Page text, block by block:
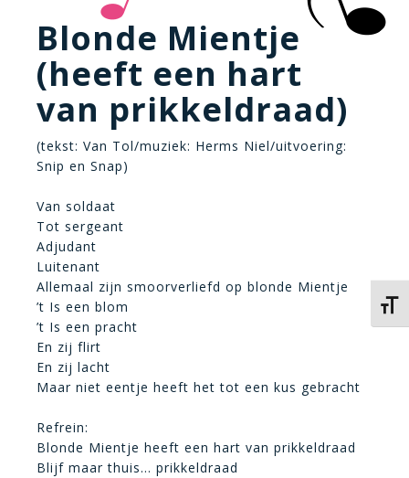
Blonde Mientje
(heeft een hart
van prikkeldraad)
(tekst: Van Tol/muziek: Herms Niel/uitvoering:
Snip en Snap)
Van soldaat
Tot sergeant
Adjudant
Luitenant
Allemaal zijn smoorverliefd op blonde Mientje
’t Is een blom
’t Is een pracht
En zij flirt
En zij lacht
Maar niet eentje heeft het tot een kus gebracht
Refrein:
Blonde Mientje heeft een hart van prikkeldraad
Blijf maar thuis… prikkeldraad